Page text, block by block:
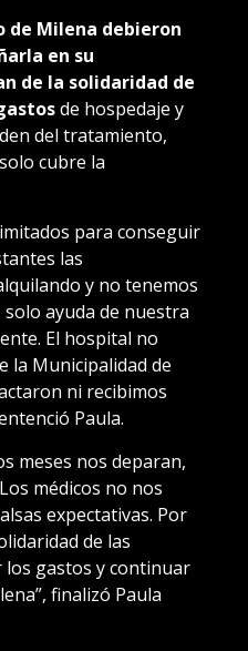
de Milena debieron
en su
de la solidaridad de
de hospedaje y
del tratamiento,
cubre la
para conseguir
las
y no tenemos
ayuda de nuestra
El hospital no
la Municipalidad de
ni recibimos
Paula.
meses nos deparan,
médicos no nos
expectativas. Por
de las
gastos y continuar
finalizó Paula